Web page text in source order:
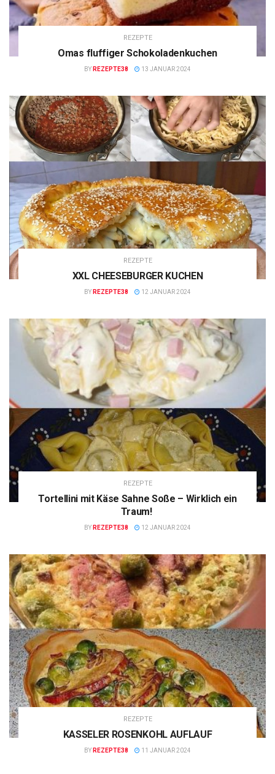
REZEPTE
Omas fluffiger Schokoladenkuchen
BY REZEPTE38 13 JANUAR 2024
REZEPTE
XXL CHEESEBURGER KUCHEN
BY REZEPTE38 12 JANUAR 2024
REZEPTE
Tortellini mit Käse Sahne Soße – Wirklich ein
Traum!
BY REZEPTE38 12 JANUAR 2024
REZEPTE
KASSELER ROSENKOHL AUFLAUF
BY REZEPTE38 11 JANUAR 2024